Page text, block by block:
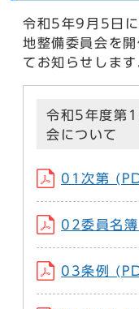
令和5年9月5日
地整備委員会を
てお知らせします
令和5年度第1
会について
01次第
02委員名
03条例